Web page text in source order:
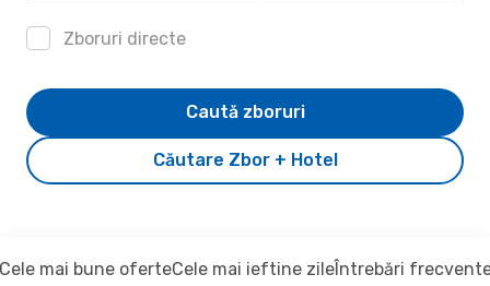
Zboruri directe
Căutare Zbor + Hotel
Caută zboruri
mai bune oferteCele mai ieftine zileÎntrebări